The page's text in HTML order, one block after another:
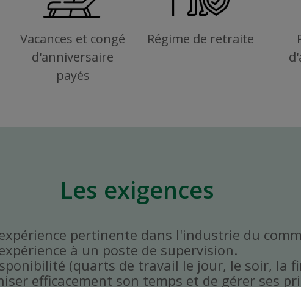
Vacances et congé
d'anniversaire
payés
Régime de retraite
Les exigences
pertinente dans l'industrie du
à un poste de supervision.
(quarts de travail le jour, le soir, la
efficacement son temps et de gérer ses